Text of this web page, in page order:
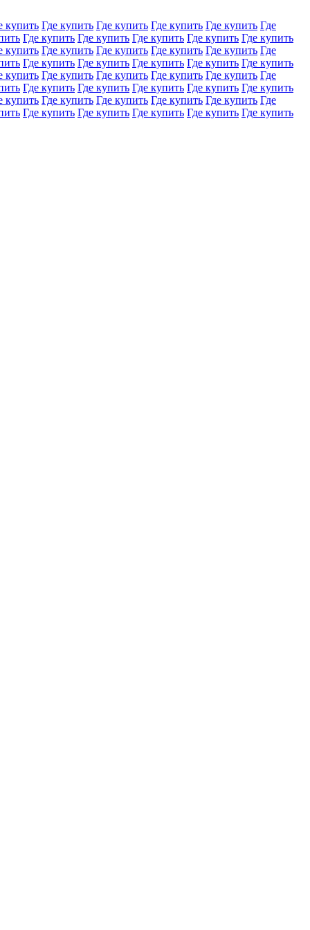
купить Где купить Где купить Где купить Где купить Где
Где купить Где купить Где купить Где купить Где купить
купить Где купить Где купить Где купить Где купить Где
Где купить Где купить Где купить Где купить Где купить
купить Где купить Где купить Где купить Где купить Где
Где купить Где купить Где купить Где купить Где купить
купить Где купить Где купить Где купить Где купить Где
Где купить Где купить Где купить Где купить Где купить